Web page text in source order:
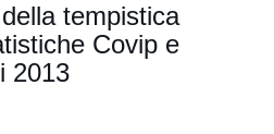
tempistica
Covip e
2013